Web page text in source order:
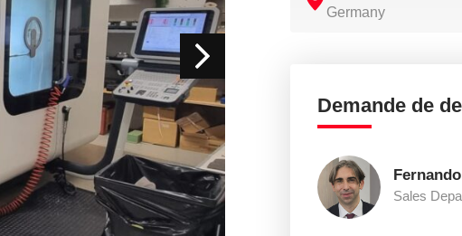
Germany
Demande de
Sales